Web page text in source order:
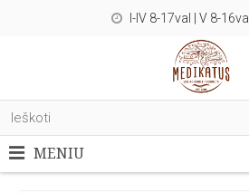
I-IV 8-17val | V 8-16val
MENIU